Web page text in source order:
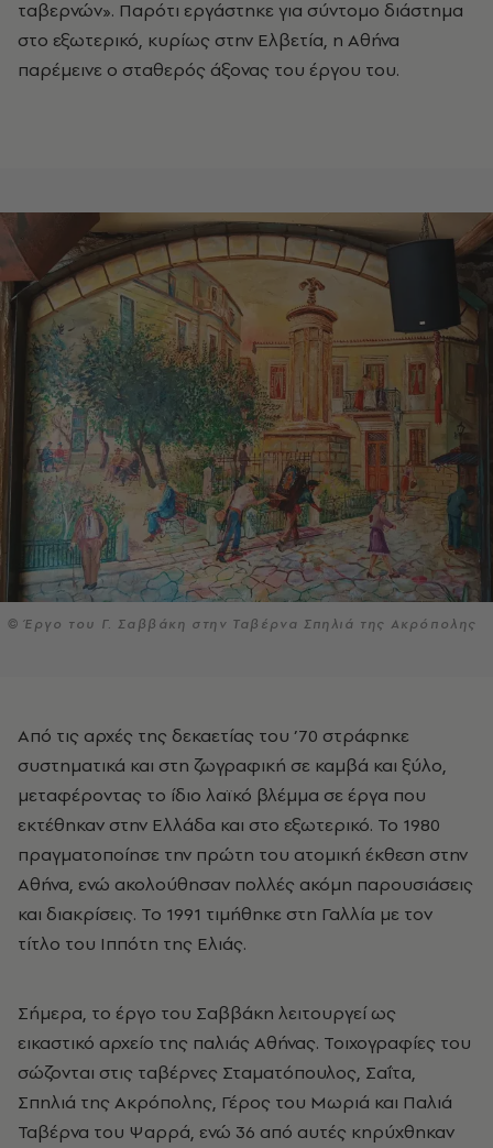
ταβερνών». Παρότι εργάστηκε για σύντομο διάστημα
στο εξωτερικό, κυρίως στην Ελβετία, η Αθήνα
παρέμεινε ο σταθερός άξονας του έργου του.
© Έργο του Γ. Σαββάκη στην Ταβέρνα Σπηλιά της Ακρόπολης
Από τις αρχές της δεκαετίας του ’70 στράφηκε
συστηματικά και στη ζωγραφική σε καμβά και ξύλο,
μεταφέροντας το ίδιο λαϊκό βλέμμα σε έργα που
εκτέθηκαν στην Ελλάδα και στο εξωτερικό. Το 1980
πραγματοποίησε την πρώτη του ατομική έκθεση στην
Αθήνα, ενώ ακολούθησαν πολλές ακόμη παρουσιάσεις
και διακρίσεις. Το 1991 τιμήθηκε στη Γαλλία με τον
τίτλο του Ιππότη της Ελιάς.
Σήμερα, το έργο του Σαββάκη λειτουργεί ως
εικαστικό αρχείο της παλιάς Αθήνας. Τοιχογραφίες του
σώζονται στις ταβέρνες Σταματόπουλος, Σαΐτα,
Σπηλιά της Ακρόπολης, Γέρος του Μωριά και Παλιά
Ταβέρνα του Ψαρρά, ενώ 36 από αυτές κηρύχθηκαν